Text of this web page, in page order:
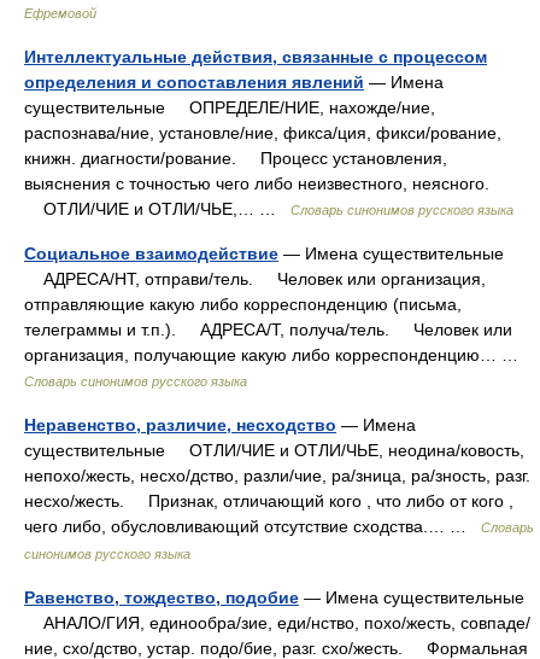
Ефремовой
Интеллектуальные действия, связанные с процессом
определения и сопоставления явлений — Имена
существительные ОПРЕДЕЛЕ/НИЕ, нахожде/ние,
распознава/ние, установле/ние, фикса/ция, фикси/рование,
книжн. диагности/рование. Процесс установления,
выяснения с точностью чего либо неизвестного, неясного.
ОТЛИ/ЧИЕ и ОТЛИ/ЧЬЕ,… …
Словарь синонимов русского языка
Социальное взаимодействие — Имена существительные
АДРЕСА/НТ, отправи/тель. Человек или организация,
отправляющие какую либо корреспонденцию (письма,
телеграммы и т.п.). АДРЕСА/Т, получа/тель. Человек или
организация, получающие какую либо корреспонденцию… …
Словарь синонимов русского языка
Неравенство, различие, несходство — Имена
существительные ОТЛИ/ЧИЕ и ОТЛИ/ЧЬЕ, неодина/ковость,
непохо/жесть, несхо/дство, разли/чие, ра/зница, ра/зность, разг.
несхо/жесть. Признак, отличающий кого , что либо от кого ,
чего либо, обусловливающий отсутствие сходства.… …
Словарь
синонимов русского языка
Равенство, тождество, подобие — Имена существительные
АНАЛО/ГИЯ, единообра/зие, еди/нство, похо/жесть, совпаде/
ние, схо/дство, устар. подо/бие, разг. схо/жесть. Формальная